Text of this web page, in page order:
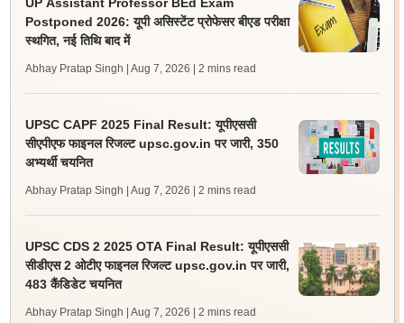
Postponed 2026: यूपी असिस्टेंट प्रोफेसर बीएड परीक्षा
स्थगित, नई तिथि बाद में
Abhay Pratap Singh | Aug 7, 2026 | 2 mins read
UPSC CAPF 2025 Final Result: यूपीएससी
सीएपीएफ फाइनल रिजल्ट upsc.gov.in पर जारी, 350
अभ्यर्थी चयनित
Abhay Pratap Singh | Aug 7, 2026 | 2 mins read
UPSC CDS 2 2025 OTA Final Result: यूपीएससी
सीडीएस 2 ओटीए फाइनल रिजल्ट upsc.gov.in पर जारी,
483 कैंडिडेट चयनित
Abhay Pratap Singh | Aug 7, 2026 | 2 mins read